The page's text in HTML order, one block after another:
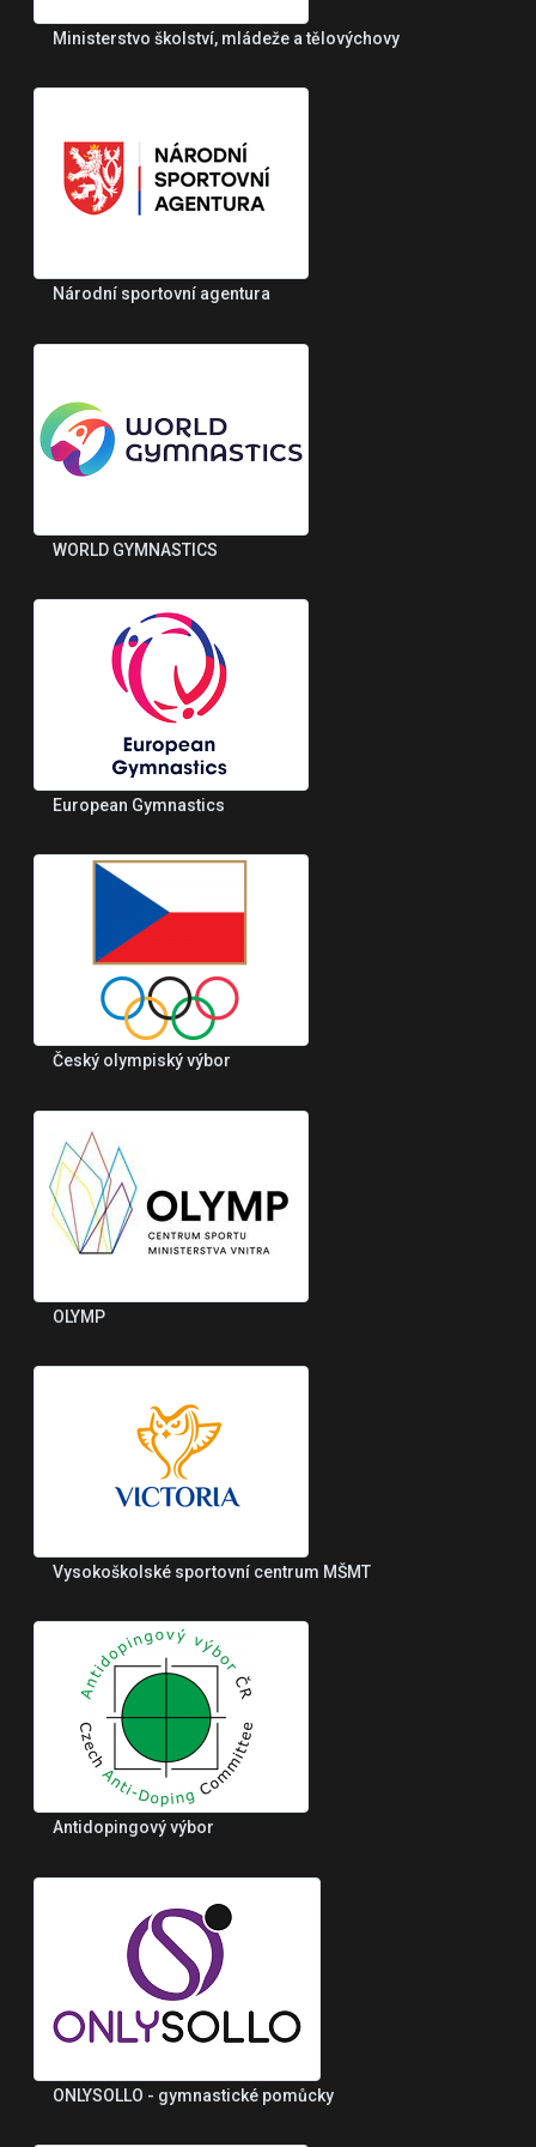
Ministerstvo školství, mládeže a tělovýchovy
Národní sportovní agentura
WORLD GYMNASTICS
European Gymnastics
Český olympiský výbor
OLYMP
Vysokoškolské sportovní centrum MŠMT
Antidopingový výbor
ONLYSOLLO - gymnastické pomůcky